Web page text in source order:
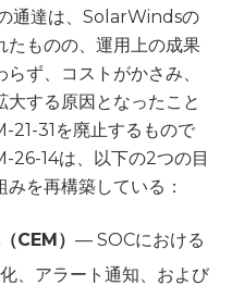
通達は、SolarWindsの
たものの、運用上の成果
ず、コストがかさみ、
する原因となったこと
21-31を廃止するもので
26-14は、以下の2つの目
を再構築している：
CEM） — SOCにおける
、アラート通知、および